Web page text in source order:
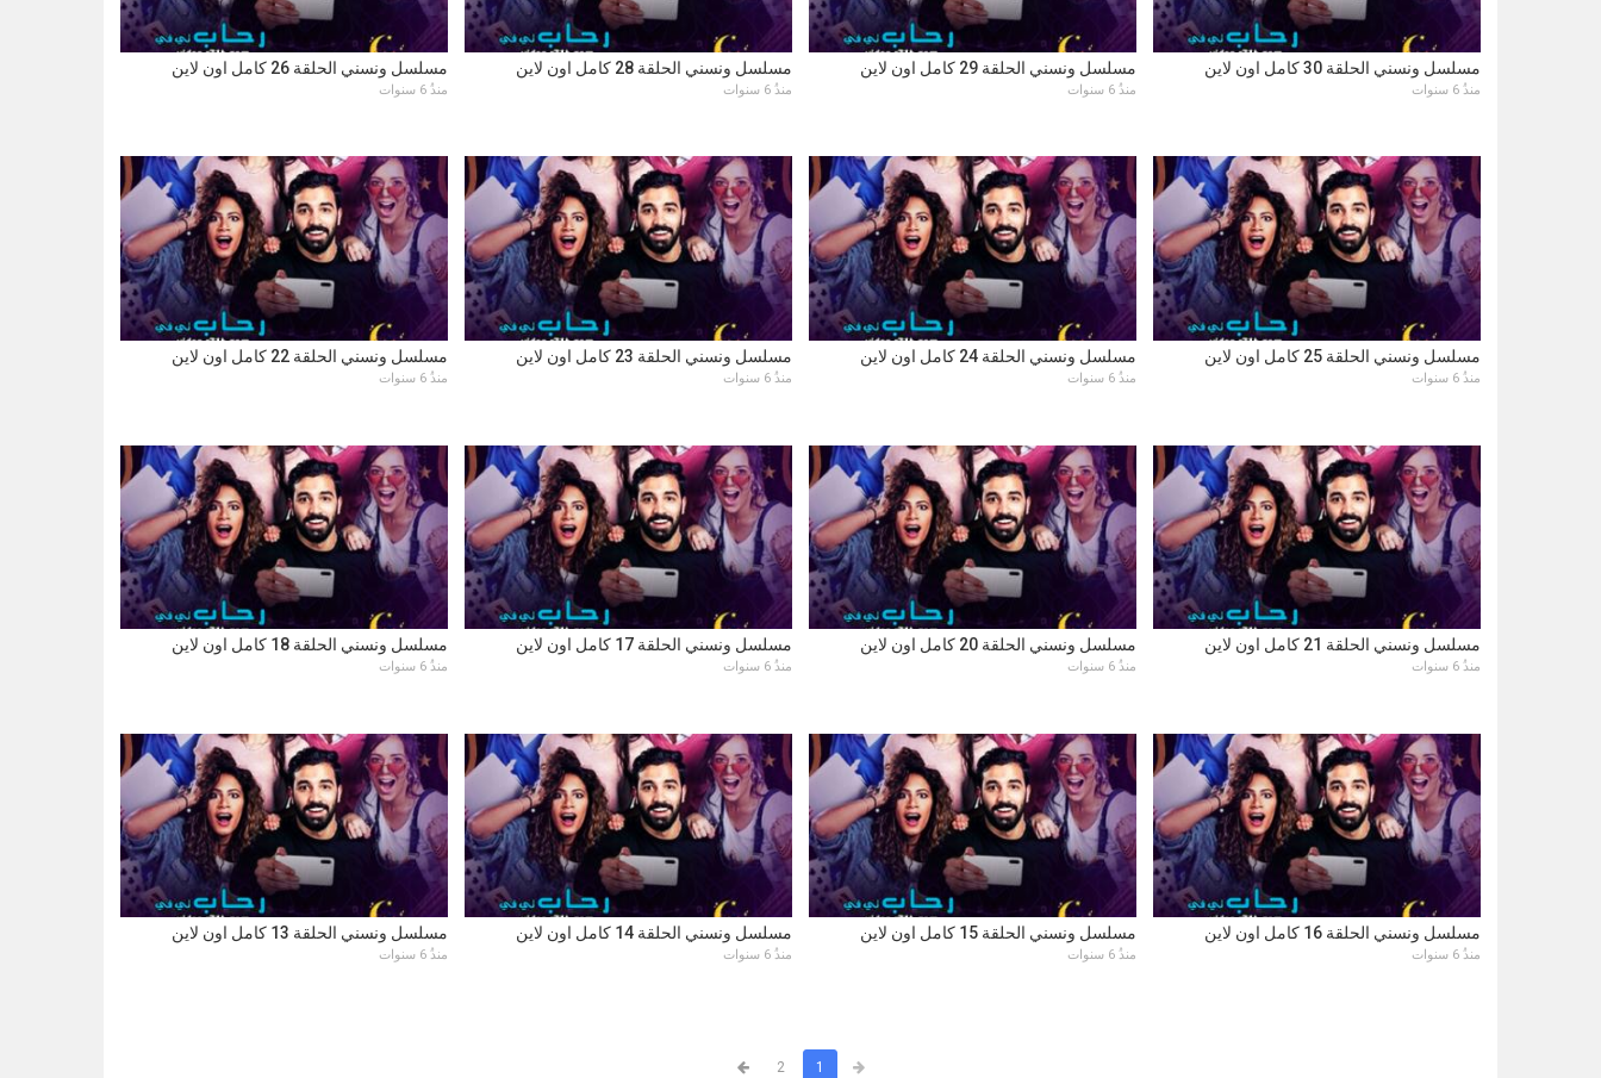
مسلسل ونسني الحلقة 30 كامل اون لاين
منذُ 6 سنوات
مسلسل ونسني الحلقة 29 كامل اون لاين
منذُ 6 سنوات
مسلسل ونسني الحلقة 28 كامل اون لاين
منذُ 6 سنوات
مسلسل ونسني الحلقة 26 كامل اون لاين
منذُ 6 سنوات
مسلسل ونسني الحلقة 25 كامل اون لاين
منذُ 6 سنوات
مسلسل ونسني الحلقة 24 كامل اون لاين
منذُ 6 سنوات
مسلسل ونسني الحلقة 23 كامل اون لاين
منذُ 6 سنوات
مسلسل ونسني الحلقة 22 كامل اون لاين
منذُ 6 سنوات
مسلسل ونسني الحلقة 21 كامل اون لاين
منذُ 6 سنوات
مسلسل ونسني الحلقة 20 كامل اون لاين
منذُ 6 سنوات
مسلسل ونسني الحلقة 17 كامل اون لاين
منذُ 6 سنوات
مسلسل ونسني الحلقة 18 كامل اون لاين
منذُ 6 سنوات
مسلسل ونسني الحلقة 16 كامل اون لاين
منذُ 6 سنوات
مسلسل ونسني الحلقة 15 كامل اون لاين
منذُ 6 سنوات
مسلسل ونسني الحلقة 14 كامل اون لاين
منذُ 6 سنوات
مسلسل ونسني الحلقة 13 كامل اون لاين
منذُ 6 سنوات
1
2